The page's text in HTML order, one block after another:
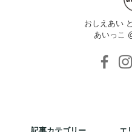
おしえあい
あいっこ